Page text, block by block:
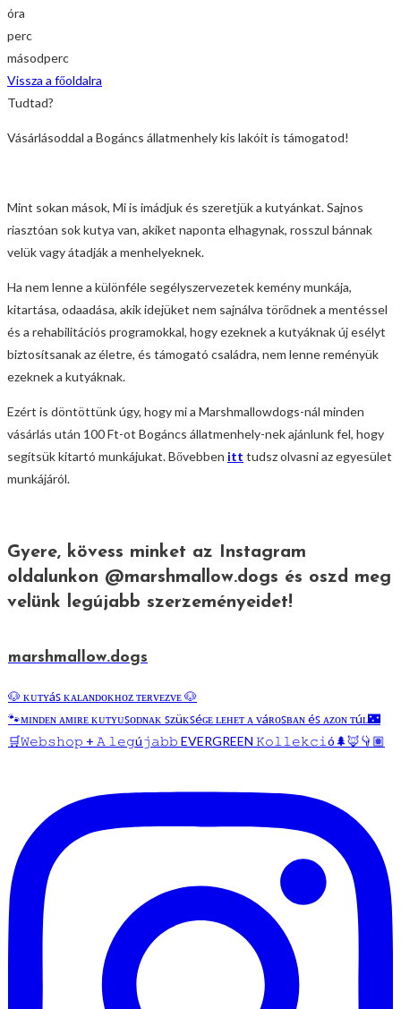
óra
perc
másodperc
Vissza a főoldalra
Tudtad?
Vásárlásoddal a Bogáncs állatmenhely kis lakóit is támogatod!
Mint sokan mások, Mi is imádjuk és szeretjük a kutyánkat. Sajnos
riasztóan sok kutya van, akiket naponta elhagynak, rosszul bánnak
velük vagy átadják a menhelyeknek.
Ha nem lenne a különféle segélyszervezetek kemény munkája,
kitartása, odaadása, akik idejüket nem sajnálva törődnek a mentéssel
és a rehabilitációs programokkal, hogy ezeknek a kutyáknak új esélyt
biztosítsanak az életre, és támogató családra, nem lenne reményük
ezeknek a kutyáknak.
Ezért is döntöttünk úgy, hogy mi a Marshmallowdogs-nál minden
vásárlás után 100 Ft-ot Bogáncs állatmenhely-nek ajánlunk fel, hogy
segítsük kitartó munkájukat. Bővebben itt tudsz olvasni az egyesület
munkájáról.
Gyere, kövess minket az Instagram
oldalunkon @marshmallow.dogs és oszd meg
velünk legújabb szerzeményeidet!
marshmallow.dogs
🐶 ᴋᴜᴛʏáꜱ ᴋᴀʟᴀɴᴅᴏᴋʜᴏᴢ ᴛᴇʀᴠᴇᴢᴠᴇ 🐶
🐾ᴍɪɴᴅᴇɴ ᴀᴍɪʀᴇ ᴋᴜᴛʏᴜꜱᴏᴅɴᴀᴋ ꜱᴢüᴋꜱéɢᴇ ʟᴇʜᴇᴛ ᴀ ᴠáʀᴏꜱʙᴀɴ éꜱ ᴀᴢᴏɴ ᴛúʟ🌃
🛒𝚆𝚎𝚋𝚜𝚑𝚘𝚙 + 𝙰 𝚕𝚎𝚐ú𝚓𝚊𝚋𝚋 EVERGREEN 𝙺𝚘𝚕𝚕𝚎𝚔𝚌𝚒ó🌲🦊👇🏽